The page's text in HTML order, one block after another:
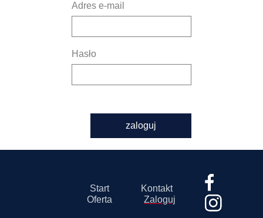
Adres e-mail
Hasło
zaloguj
Start
Kontakt
Oferta
Zaloguj